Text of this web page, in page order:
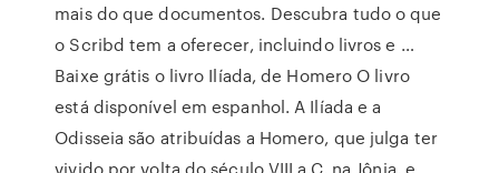
mais do que documentos. Descubra tudo o que
o Scribd tem a oferecer, incluindo livros e …
Baixe grátis o livro Ilíada, de Homero O livro
está disponível em espanhol. A Ilíada e a
Odisseia são atribuídas a Homero, que julga ter
vivido por volta do século VIII a.C, na Jônia, e